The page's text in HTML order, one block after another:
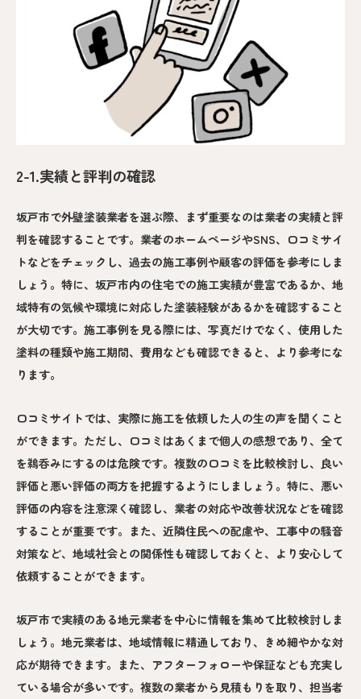
2-1.実績と評判の確認
坂戸市で外壁塗装業者を選ぶ際、まず重要なのは業者の実績と評
判を確認することです。業者のホームページやSNS、口コミサイ
トなどをチェックし、過去の施工事例や顧客の評価を参考にしま
しょう。特に、坂戸市内の住宅での施工実績が豊富であるか、地
域特有の気候や環境に対応した塗装経験があるかを確認すること
が大切です。施工事例を見る際には、写真だけでなく、使用した
塗料の種類や施工期間、費用なども確認できると、より参考にな
ります。
口コミサイトでは、実際に施工を依頼した人の生の声を聞くこと
ができます。ただし、口コミはあくまで個人の感想であり、全て
を鵜呑みにするのは危険です。複数の口コミを比較検討し、良い
評価と悪い評価の両方を把握するようにしましょう。特に、悪い
評価の内容を注意深く確認し、業者の対応や改善状況などを確認
することが重要です。また、近隣住民への配慮や、工事中の騒音
対策など、地域社会との関係性も確認しておくと、より安心して
依頼することができます。
坂戸市で実績のある地元業者を中心に情報を集めて比較検討しま
しょう。地元業者は、地域情報に精通しており、きめ細やかな対
応が期待できます。また、アフターフォローや保証なども充実し
ている場合が多いです。複数の業者から見積もりを取り、担当者